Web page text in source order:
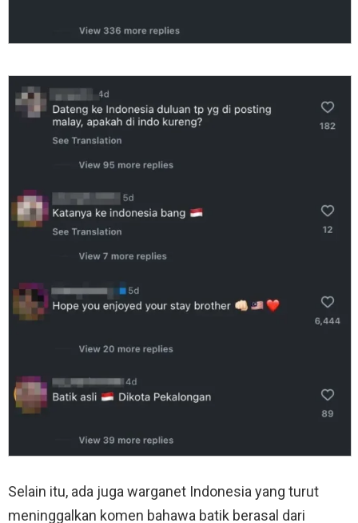
Selain itu, ada juga warganet Indonesia yang turut
meninggalkan komen bahawa batik berasal dari